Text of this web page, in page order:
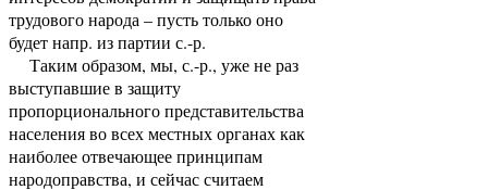
трудового народа – пусть только оно
будет напр. из партии с.-р.
Таким образом, мы, с.-р., уже не раз
выступавшие в защиту
пропорционального представительства
населения во всех местных органах как
наиболее отвечающее принципам
народоправства, и сейчас считаем